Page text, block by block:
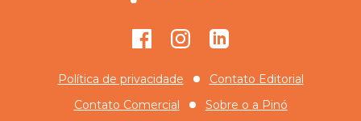
FacebookInstagramGitHub
Política de privacidade
Contato Editorial
Contato Comercial
Sobre o a Pinó